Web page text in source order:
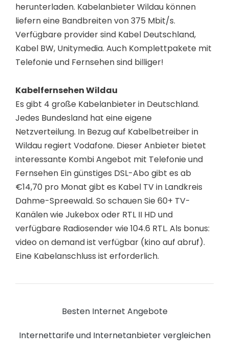
herunterladen. Kabelanbieter Wildau können
liefern eine Bandbreiten von 375 Mbit/s.
Verfügbare provider sind Kabel Deutschland,
Kabel BW, Unitymedia. Auch Komplettpakete mit
Telefonie und Fernsehen sind billiger!
Kabelfernsehen Wildau
Es gibt 4 große Kabelanbieter in Deutschland.
Jedes Bundesland hat eine eigene
Netzverteilung. In Bezug auf Kabelbetreiber in
Wildau regiert Vodafone. Dieser Anbieter bietet
interessante Kombi Angebot mit Telefonie und
Fernsehen Ein günstiges DSL-Abo gibt es ab
€14,70 pro Monat gibt es Kabel TV in Landkreis
Dahme-Spreewald. So schauen Sie 60+ TV-
Kanälen wie Jukebox oder RTL II HD und
verfügbare Radiosender wie 104.6 RTL. Als bonus:
video on demand ist verfügbar (kino auf abruf).
Eine Kabelanschluss ist erforderlich.
Besten Internet Angebote
Internettarife und Internetanbieter vergleichen